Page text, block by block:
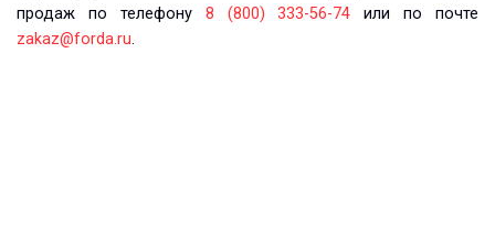
продаж по телефону 8 (800) 333-56-74 или по почте
zakaz@forda.ru.